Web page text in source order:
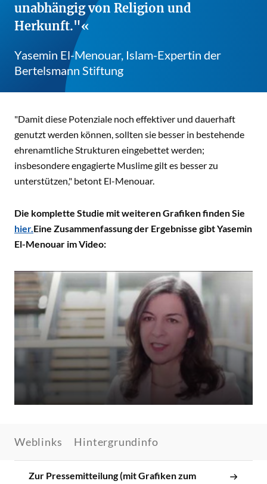
unabhängig von Religion und
Herkunft."
Yasemin El-Menouar, Islam-Expertin der
Bertelsmann Stiftung
"Damit diese Potenziale noch effektiver und dauerhaft
genutzt werden können, sollten sie besser in bestehende
ehrenamtliche Strukturen eingebettet werden;
insbesondere engagierte Muslime gilt es besser zu
unterstützen," betont El-Menouar.
Die komplette Studie mit weiteren Grafiken finden Sie
hier.Eine Zusammenfassung der Ergebnisse gibt Yasemin
El-Menouar im Video:
Weblinks Hintergrundinfo
Zur Pressemitteilung (mit Grafiken zum